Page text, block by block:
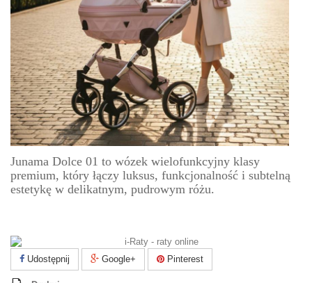
Junama Dolce 01 to wózek wielofunkcyjny klasy
premium, który łączy luksus, funkcjonalność i subtelną
estetykę w delikatnym, pudrowym różu.
Udostępnij Google+ Pinterest